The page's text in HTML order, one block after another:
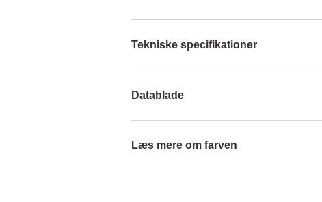
Tekniske specifikationer
Datablade
Læs mere om farven